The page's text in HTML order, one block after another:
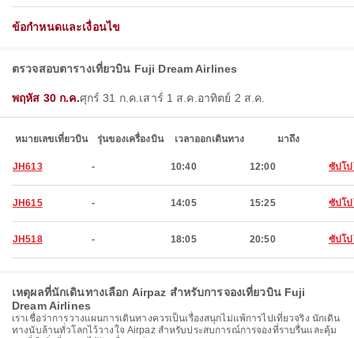
ข้อกำหนดและเงื่อนไข
ตรวจสอบตารางเที่ยวบิน Fuji Dream Airlines
พฤหัส 30 ก.ค.ศุกร์ 31 ก.ค. เสาร์ 1 ส.ค. อาทิตย์ 2 ส.ค.
หมายเลขเที่ยวบิน รุ่นของเครื่องบิน เวลาออกเดินทาง มาถึง
JH613 - 10:40 12:00 ซัปโป
JH615 - 14:05 15:25 ซัปโป
JH518 - 18:05 20:50 ซัปโป
เหตุผลที่นักเดินทางเลือก Airpaz สำหรับการจองเที่ยวบิน Fuji
Dream Airlines
เราเชื่อว่าการวางแผนการเดินทางควรเป็นเรื่องสนุกไม่แพ้การไปเที่ยวจริง นักเดิน
ทางนับล้านทั่วโลกไว้วางใจ Airpaz สำหรับประสบการณ์การจองที่ราบรื่นและคุ้ม